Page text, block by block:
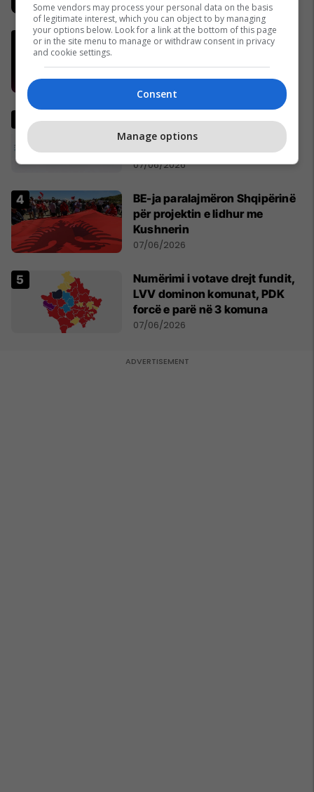
Kosova votoi - gjithçka që
mbylljen e vendvotimeve
Kështu pritet të ndahen ulëset
në legjislaturën e 11-të në
Kuvendin e Kosovës
07/06/2026
BE-ja paralajmëron Shqipërinë
për projektin e lidhur me
Kushnerin
07/06/2026
Numërimi i votave drejt fundit,
LVV dominon komunat, PDK
forcë e parë në 3 komuna
07/06/2026
Some vendors may process your personal data on the basis
of legitimate interest, which you can object to by managing
your options below. Look for a link at the bottom of this page
or in the site menu to manage or withdraw consent in privacy
and cookie settings.
Consent
Manage options